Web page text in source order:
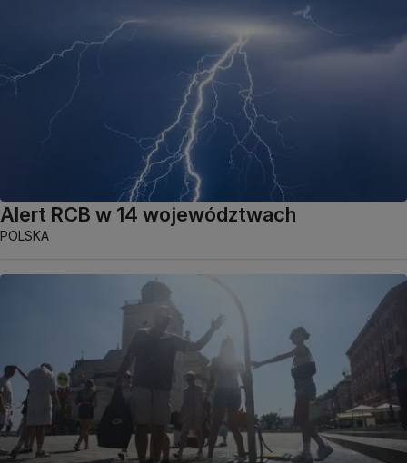
Alert RCB w 14 województwach
POLSKA